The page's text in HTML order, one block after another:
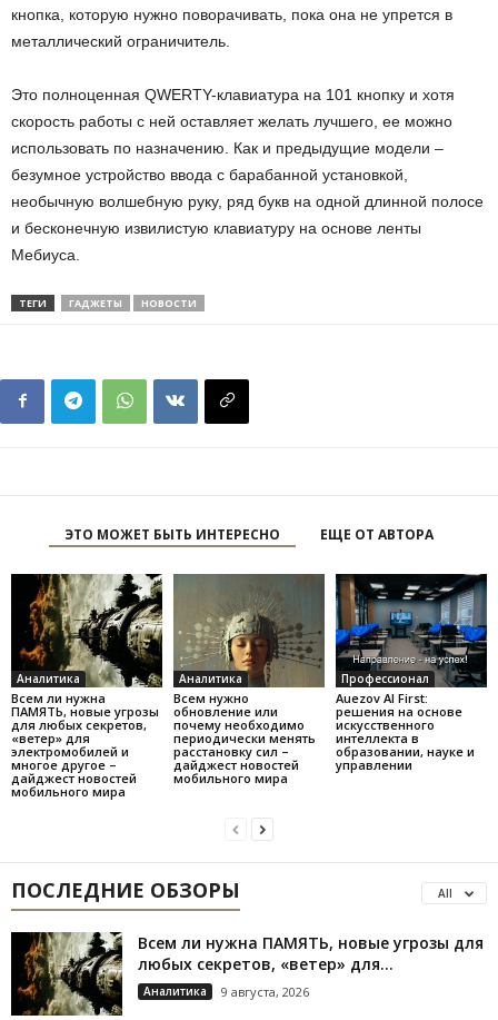
кнопка, которую нужно поворачивать, пока она не упрется в
металлический ограничитель.
Это полноценная QWERTY-клавиатура на 101 кнопку и хотя
скорость работы с ней оставляет желать лучшего, ее можно
использовать по назначению. Как и предыдущие модели –
безумное устройство ввода с барабанной установкой,
необычную волшебную руку, ряд букв на одной длинной полосе
и бесконечную извилистую клавиатуру на основе ленты
Мебиуса.
ТЕГИ ГАДЖЕТЫ НОВОСТИ
ЭТО МОЖЕТ БЫТЬ ИНТЕРЕСНО ЕЩЕ ОТ АВТОРА
Аналитика
Всем ли нужна
ПАМЯТЬ, новые угрозы
для любых секретов,
«ветер» для
электромобилей и
многое другое –
дайджест новостей
мобильного мира
Аналитика
Всем нужно
обновление или
почему необходимо
периодически менять
расстановку сил –
дайджест новостей
мобильного мира
Профессионал
Auezov AI First:
решения на основе
искусственного
интеллекта в
образовании, науке и
управлении
ПОСЛЕДНИЕ ОБЗОРЫ All
Всем ли нужна ПАМЯТЬ, новые угрозы для
любых секретов, «ветер» для...
Аналитика 9 августа, 2026